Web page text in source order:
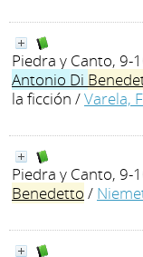
Piedra y Canto, 9-
Antonio Di
la ficción /Varela,
Piedra y Canto, 9-
Benedetto /